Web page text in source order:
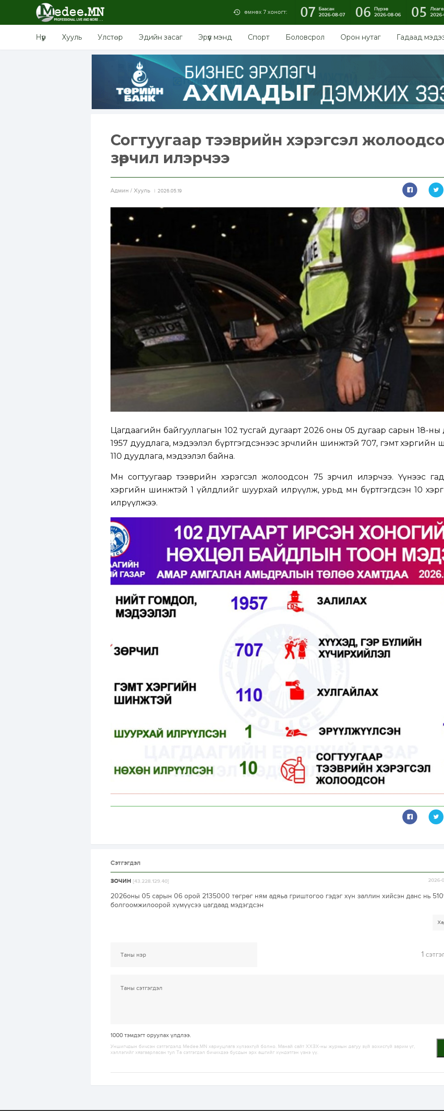
өмнөх 7 хоногт: 07 Баасан
2026-08-07
06 Пүрэв
2026-08-06
05
Нүүр Хууль Улстөр Эдийн засаг Эрүүл мэнд Спорт Боловсрол Орон нутаг Гадаад
Согтуугаар тээврийн хэрэгсэл
зөрчил илэрчээ
Aдмин / Хууль 2026.05.19
Цагдаагийн байгууллагын 102 тусгай дугаарт 2026 оны 05 дугаар сарын 18-ны
1957 дуудлага, мэдээлэл бүртгэгдсэнээс зөрчлийн шинжтэй 707, гэмт хэргийн
110 дуудлага, мэдээлэл байна.
Мөн согтуугаар тээврийн хэрэгсэл жолоодсон 75 зөрчил илэрчээ. Үүнээс
хэргийн шинжтэй 1 үйлдлийг шуурхай илрүүлж, урьд өмнө бүртгэгдсэн 10
илрүүлжээ.
Сэтгэгдэл
ЗОЧИН [43.228.129.40] 2026-
2026оны 05 сарын 06 орой 2135000 төгрөг ням адяьа гриштогоо гэдэг хүн заллин хийсэн данс нь
болгоомжилоорой хүмүүсээ цагдаад мэдэгдсэн
1
1000 тэмдэгт оруулах үлдлээ.
Уншигчдын бичсэн сэтгэгдэлд Medee.MN хариуцлага хүлээхгүй болно. Манай сайт ХХЗХ-ны журмын дагуу зүй зохисгүй зарим үг,
хэллэгийг хязгаарласан тул Та сэтгэгдэл бичихдээ бусдын эрх ашгийг хүндэтгэн үзнэ үү.